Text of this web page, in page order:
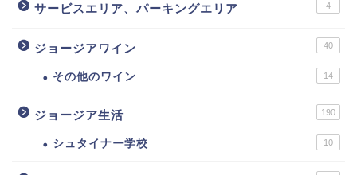
サービスエリア、パーキングエリア 4
ジョージアワイン 40
その他のワイン 14
ジョージア生活 190
シュタイナー学校 10